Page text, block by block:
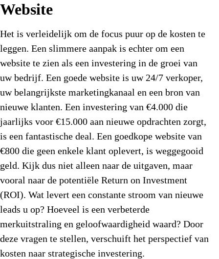
Website
Het is verleidelijk om de focus puur op de kosten te
leggen. Een slimmere aanpak is echter om een
website te zien als een investering in de groei van
uw bedrijf. Een goede website is uw 24/7 verkoper,
uw belangrijkste marketingkanaal en een bron van
nieuwe klanten. Een investering van €4.000 die
jaarlijks voor €15.000 aan nieuwe opdrachten zorgt,
is een fantastische deal. Een goedkope website van
€800 die geen enkele klant oplevert, is weggegooid
geld. Kijk dus niet alleen naar de uitgaven, maar
vooral naar de potentiële Return on Investment
(ROI). Wat levert een constante stroom van nieuwe
leads u op? Hoeveel is een verbeterde
merkuitstraling en geloofwaardigheid waard? Door
deze vragen te stellen, verschuift het perspectief van
kosten naar strategische investering.